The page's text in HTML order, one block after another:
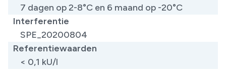
7 dagen op 2-8°C en 6 maand op -20°C
Interferentie
SPE_20200804
Referentiewaarden
< 0,1 kU/l